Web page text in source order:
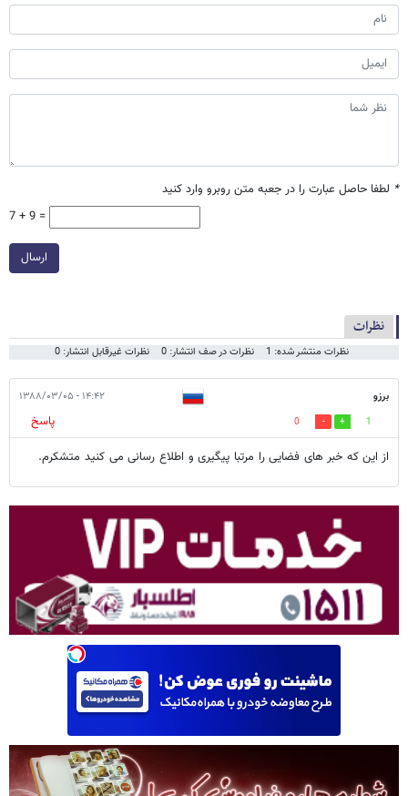
* لطفا حاصل عبارت را در جعبه متن روبرو وارد کنید
7 + 9 =
ارسال
نظرات
نظرات منتشر شده: 1 نظرات در صف انتشار: 0 نظرات غیرقابل انتشار: 0
برزو ۱۴:۴۲ - ۱۳۸۸/۰۳/۰۵
1
0
پاسخ
از این که خبر های فضایی را مرتبا پیگیری و اطلاع رسانی می کنید متشکرم.